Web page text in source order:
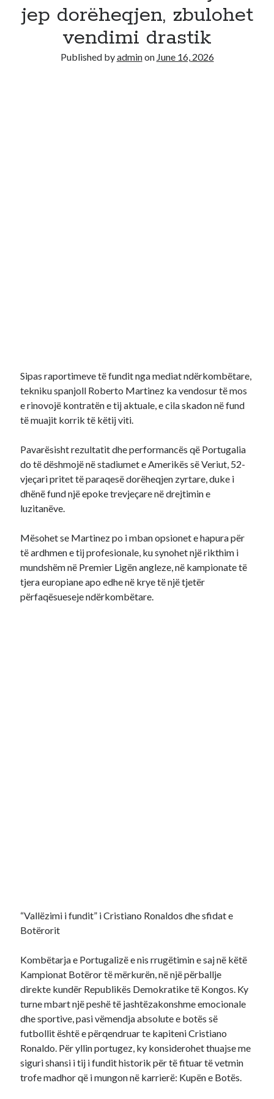
Recent Comments
No comments to show.
jep dorëheqjen, zbulohet
vendimi drastik
Published byadminon June 16, 2026
Sipas raportimeve të fundit nga mediat ndërkombëtare,
tekniku spanjoll Roberto Martinez ka vendosur të mos
e rinovojë kontratën e tij aktuale, e cila skadon në fund
të muajit korrik të këtij viti.
Pavarësisht rezultatit dhe performancës që Portugalia
do të dëshmojë në stadiumet e Amerikës së Veriut, 52-
vjeçari pritet të paraqesë dorëheqjen zyrtare, duke i
dhënë fund një epoke trevjeçare në drejtimin e
luzitanëve.
Mësohet se Martinez po i mban opsionet e hapura për
të ardhmen e tij profesionale, ku synohet një rikthim i
mundshëm në Premier Ligën angleze, në kampionate të
tjera europiane apo edhe në krye të një tjetër
përfaqësueseje ndërkombëtare.
“Vallëzimi i fundit” i Cristiano Ronaldos dhe sfidat e
Botërorit
Kombëtarja e Portugalizë e nis rrugëtimin e saj në këtë
Kampionat Botëror të mërkurën, në një përballje
direkte kundër Republikës Demokratike të Kongos. Ky
turne mbart një peshë të jashtëzakonshme emocionale
dhe sportive, pasi vëmendja absolute e botës së
futbollit është e përqendruar te kapiteni Cristiano
Ronaldo. Për yllin portugez, ky konsiderohet thuajse me
siguri shansi i tij i fundit historik për të fituar të vetmin
trofe madhor që i mungon në karrierë: Kupën e Botës.